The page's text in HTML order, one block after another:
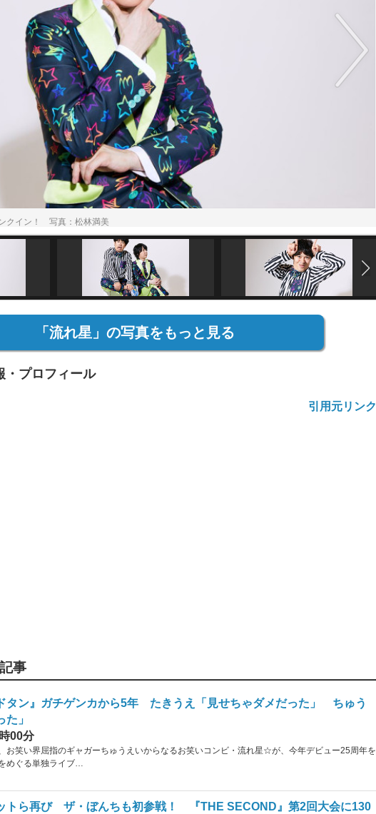
イン！ 写真：松林満美
「流れ星」の写真をもっと見る
・プロフィール
引用元リンク
事
ン』ガチゲンカから5年 たきうえ「見せちゃダメだった」 ちゅう
」
00分
お笑い界屈指のギャガーちゅうえいからなるお笑いコンビ・流れ星☆が、今年デビュー25周年を
めぐる単独ライブ…
トら再び ザ・ぼんちも初参戦！ 『THE SECOND』第2回大会に130